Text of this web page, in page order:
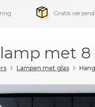
Gratis
met
Lampen met glas